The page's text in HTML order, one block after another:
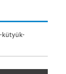
kütyük-